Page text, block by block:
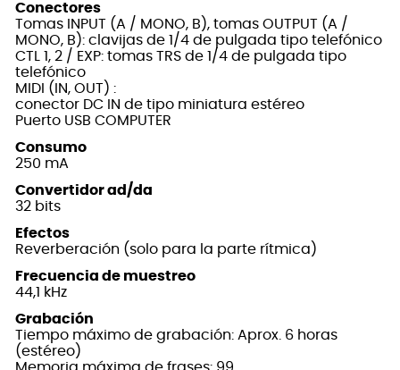
Conectores
Tomas INPUT (A / MONO, B), tomas OUTPUT (A /
MONO, B): clavijas de 1/4 de pulgada tipo telefónico
CTL 1, 2 / EXP: tomas TRS de 1/4 de pulgada tipo
telefónico
MIDI (IN, OUT) :
conector DC IN de tipo miniatura estéreo
Puerto USB COMPUTER
Consumo
250 mA
Convertidor ad/da
32 bits
Efectos
Reverberación (solo para la parte rítmica)
Frecuencia de muestreo
44,1 kHz
Grabación
Tiempo máximo de grabación: Aprox. 6 horas
(estéreo)